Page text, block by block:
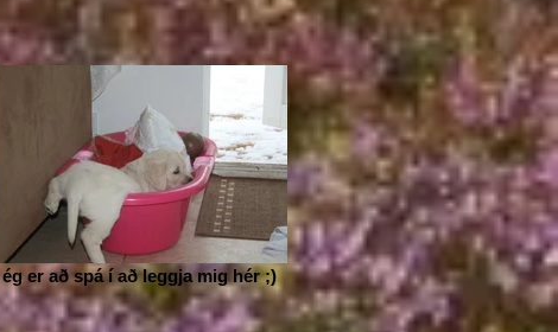
ég er að spá í að leggja mig hér ;)